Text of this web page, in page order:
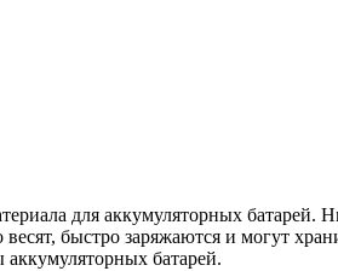
для аккумуляторных батарей.
быстро заряжаются и могут
батарей.